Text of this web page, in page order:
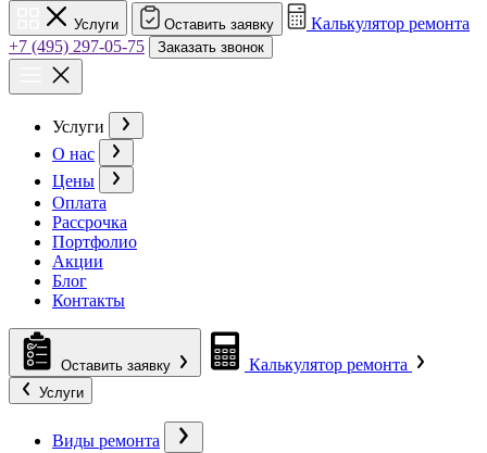
Услуги Оставить заявку
Калькулятор ремонта
+7 (495) 297-05-75
Заказать звонок
Услуги
О нас
Цены
Оплата
Рассрочка
Портфолио
Акции
Блог
Контакты
Оставить заявку Калькулятор ремонта
Услуги
Виды ремонта